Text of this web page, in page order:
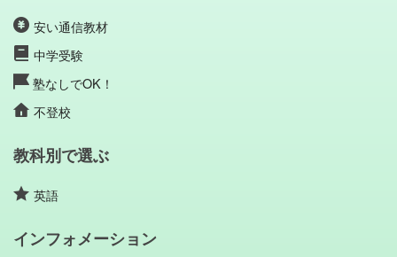
安い通信教材
中学受験
塾なしでOK！
不登校
教科別で選ぶ
英語
インフォメーション